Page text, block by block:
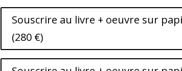
Souscrire au livre + oeuvre sur
(280 €)